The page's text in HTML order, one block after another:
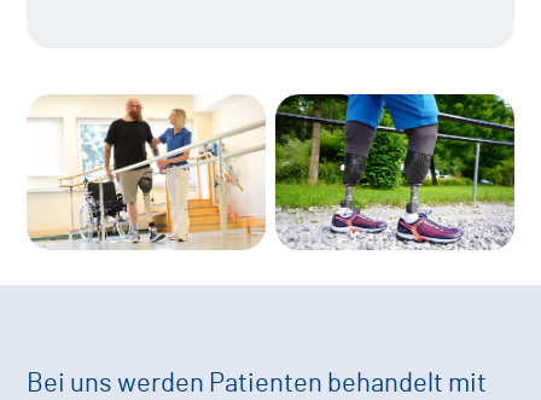
Bei uns werden Patienten behandelt mit